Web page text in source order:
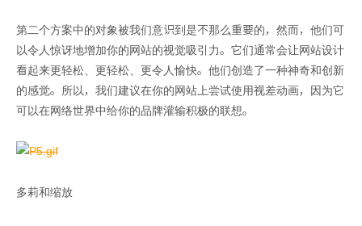
第二个方案中的对象被我们意识到是不那么重要的，然而，他们可
以令人惊讶地增加你的网站的视觉吸引力。它们通常会让网站设计
看起来更轻松、更轻松、更令人愉快。他们创造了一种神奇和创新
的感觉。所以，我们建议在你的网站上尝试使用视差动画，因为它
可以在网络世界中给你的品牌灌输积极的联想。
多莉和缩放